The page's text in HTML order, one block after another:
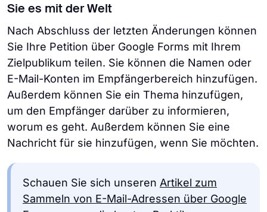
Sie es mit der Welt
Nach Abschluss der letzten Änderungen können
Sie Ihre Petition über Google Forms mit Ihrem
Zielpublikum teilen. Sie können die Namen oder
E-Mail-Konten im Empfängerbereich hinzufügen.
Außerdem können Sie ein Thema hinzufügen,
um den Empfänger darüber zu informieren,
worum es geht. Außerdem können Sie eine
Nachricht für sie hinzufügen, wenn Sie möchten.
Schauen Sie sich unseren Artikel zum
Sammeln von E-Mail-Adressen über Google